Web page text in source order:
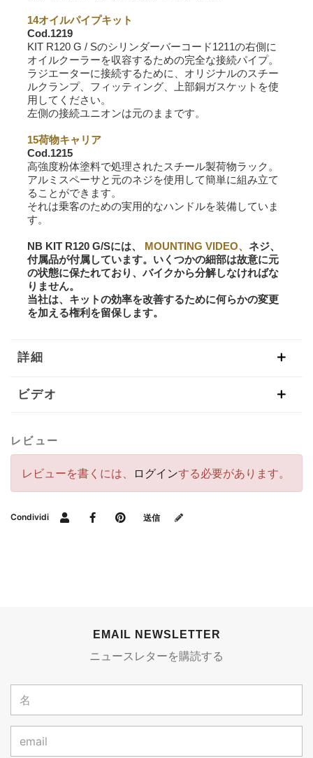
14オイルパイプキット
Cod.1219
KIT R120 G / Sのシリンダーバーコード1211の右側に
オイルクーラーを収容するための完全な接続パイプ。
ラジエーターに接続するために、オリジナルのスチー
ルクランプ、フィッティング、上部銅ガスケットを使
用してください。
左側の接続ユニオンは元のままです。
15荷物キャリア
Cod.1215
高強度粉体塗料で処理されたスチール製荷物ラック。
アルミスペーサと元のネジを使用して簡単に組み立て
ることができます。
それは乗客のための実用的なハンドルを装備していま
す。
NB KIT R120 G/Sには、 MOUNTING VIDEO、 ネジ、
付属品が付属しています。いくつかの細部は故意に元
の状態に保たれており、バイクから分解しなければな
りません。
当社は、キットの効率を改善するために何らかの変更
を加える権利を留保します。
詳細
ビデオ
レビュー
レビューを書くには、 ログインする必要があります。
Condividi 送信
EMAIL NEWSLETTER
ニュースレターを購読する